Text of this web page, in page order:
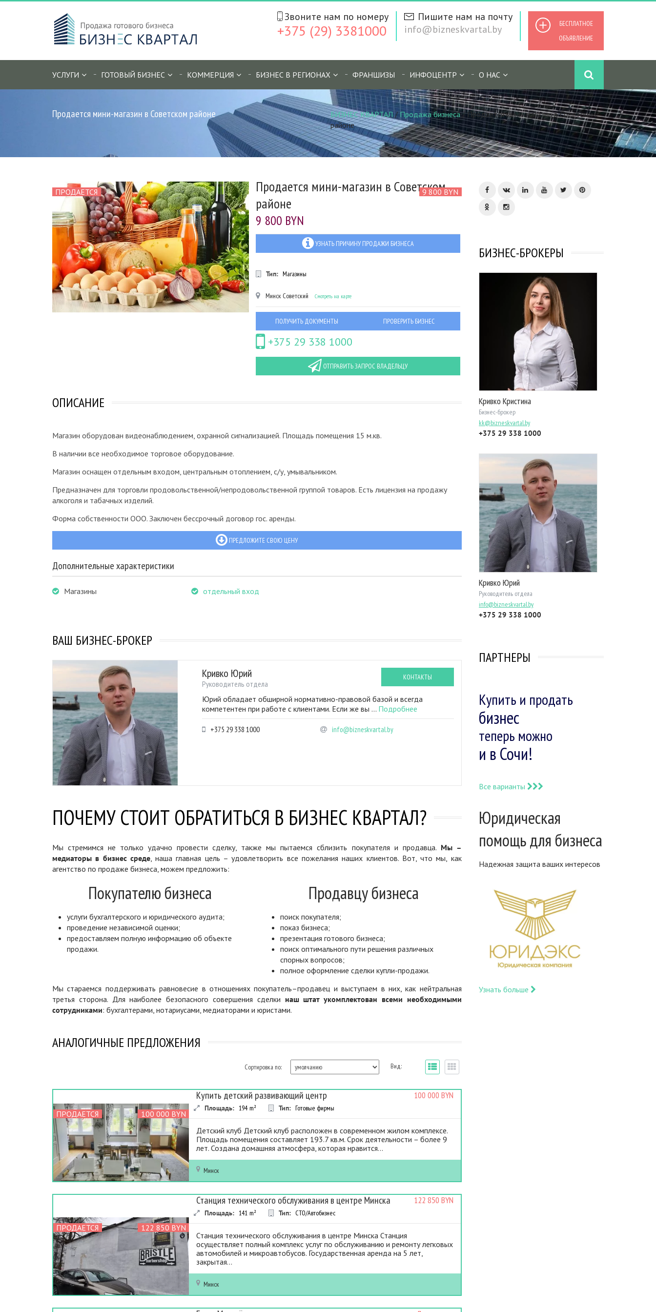
БЕСПЛАТНОЕ
ОБЪЯВЛЕНИЕ
Пишите нам на почту
info@bizneskvartal.by
Звоните нам по номеру
+375 (29) 3381000
УСЛУГИ ГОТОВЫЙ БИЗНЕС КОММЕРЦИЯ БИЗНЕС В РЕГИОНАХ ФРАНШИЗЫ ИНФОЦЕНТР О НАС
Продается мини-магазин в Советском районе БИЗНЕС КВАРТАЛ / Продажа бизнеса/Продается мини-магазин в Советском
районе
ПРОДАЕТСЯ 9 800 BYN
Продается мини-магазин в Советском
районе
9 800 BYN
УЗНАТЬ ПРИЧИНУ ПРОДАЖИ БИЗНЕСА
Тип: Магазины
Минск Советский Смотреть на карте
ПОЛУЧИТЬ ДОКУМЕНТЫ ПРОВЕРИТЬ БИЗНЕС
+375 29 338 1000
ОТПРАВИТЬ ЗАПРОС ВЛАДЕЛЬЦУ
ОПИСАНИЕ
Магазин оборудован видеонаблюдением, охранной сигнализацией. Площадь помещения 15 м.кв.
В наличии все необходимое торговое оборудование.
Магазин оснащен отдельным входом, центральным отоплением, с/у, умывальником.
Предназначен для торговли продовольственной/непродовольственной группой товаров. Есть лицензия на продажу
алкоголя и табачных изделий.
Форма собственности ООО. Заключен бессрочный договор гос. аренды.
ПРЕДЛОЖИТЕ СВОЮ ЦЕНУ
Дополнительные характеристики
Магазины отдельный вход
ВАШ БИЗНЕС-БРОКЕР
Кривко Юрий
Руководитель отдела
КОНТАКТЫ
Юрий обладает обширной нормативно-правовой базой и всегда
компетентен при работе с клиентами. Если же вы ... Подробнее
+375 29 338 1000 info@bizneskvartal.by
ПОЧЕМУ СТОИТ ОБРАТИТЬСЯ В БИЗНЕС КВАРТАЛ?
Мы стремимся не только удачно провести сделку, также мы пытаемся сблизить покупателя и продавца. Мы –
медиаторы в бизнес среде, наша главная цель – удовлетворить все пожелания наших клиентов. Вот, что мы, как
агентство по продаже бизнеса, можем предложить:
Покупателю бизнеса
услуги бухгалтерского и юридического аудита;
проведение независимой оценки;
предоставляем полную информацию об объекте
продажи.
Продавцу бизнеса
поиск покупателя;
показ бизнеса;
презентация готового бизнеса;
поиск оптимального пути решения различных
спорных вопросов;
полное оформление сделки купли-продажи.
Мы стараемся поддерживать равновесие в отношениях покупатель–продавец и выступаем в них, как нейтральная
третья сторона. Для наиболее безопасного совершения сделки наш штат укомплектован всеми необходимыми
сотрудниками: бухгалтерами, нотариусами, медиаторами и юристами.
АНАЛОГИЧНЫЕ ПРЕДЛОЖЕНИЯ
Сортировка по: Вид:
ПРОДАЕТСЯ 100 000 BYN
Купить детский развивающий центр 100 000 BYN
Площадь: 194 m² Тип: Готовые фирмы
Детский клуб Детский клуб расположен в современном жилом комплексе.
Площадь помещения составляет 193.7 кв.м. Срок деятельности – более 9
лет. Создана домашняя атмосфера, которая нравится...
Минск
ПРОДАЕТСЯ 122 850 BYN
Станция технического обслуживания в центре Минска 122 850 BYN
Площадь: 141 m² Тип: СТО/Автобизнес
Станция технического обслуживания в центре Минска Станция
осуществляет полный комплекс услуг по обслуживанию и ремонту легковых
автомобилей и микроавтобусов. Государственная аренда на 5 лет,
закрытая...
Минск
БИЗНЕС-БРОКЕРЫ
Кривко Кристина
Бизнес-брокер
kk@bizneskvartal.by
+375 29 338 1000
Кривко Юрий
Руководитель отдела
info@bizneskvartal.by
+375 29 338 1000
ПАРТНЕРЫ
Купить и продать
бизнес
теперь можно
и в Сочи!
Все варианты
Юридическая
помощь для бизнеса
Надежная защита ваших интересов
Узнать больше